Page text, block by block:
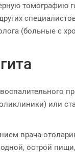
томографию
(больные с
или
врача-
острой